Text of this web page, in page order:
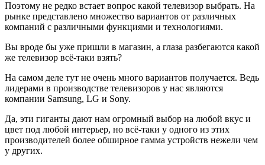
Поэтому не редко встает вопрос какой телевизор выбрать. На
рынке представлено множество вариантов от различных
компаний с различными функциями и технологиями.
Вы вроде бы уже пришли в магазин, а глаза разбегаются какой
же телевизор всё-таки взять?
На самом деле тут не очень много вариантов получается. Ведь
лидерами в производстве телевизоров у нас являются
компании Samsung, LG и Sony.
Да, эти гиганты дают нам огромный выбор на любой вкус и
цвет под любой интерьер, но всё-таки у одного из этих
производителей более обширное гамма устройств нежели чем
у других.